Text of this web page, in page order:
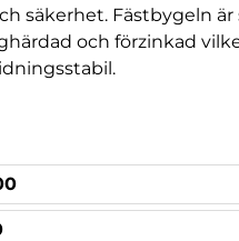
säkerhet. Fästbygeln
och förzinkad